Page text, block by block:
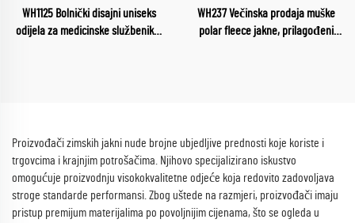
WH1125 Bolnički disajni uniseks
odijela za medicinske službenike,
WH237 Večinska prodaja muške
polar fleece jakne, prilagođeni
Proizvođači zimskih jakni nude brojne ubjedljive prednosti koje koriste i
trgovcima i krajnjim potrošačima. Njihovo specijalizirano iskustvo
omogućuje proizvodnju visokokvalitetne odjeće koja redovito zadovoljava
stroge standarde performansi. Zbog uštede na razmjeri, proizvođači imaju
pristup premijum materijalima po povoljnijim cijenama, što se ogleda u